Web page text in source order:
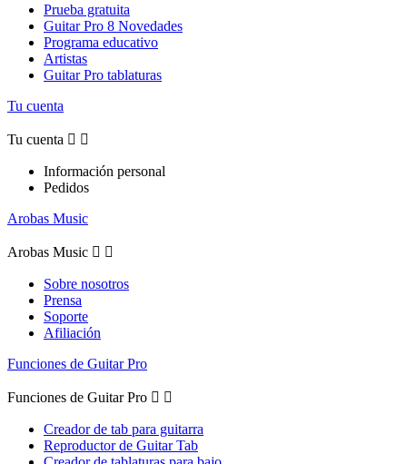
Prueba gratuita
Guitar Pro 8 Novedades
Programa educativo
Artistas
Guitar Pro tablaturas
Tu cuenta
Tu cuenta  
Información personal
Pedidos
Arobas Music
Arobas Music  
Sobre nosotros
Prensa
Soporte
Afiliación
Funciones de Guitar Pro
Funciones de Guitar Pro  
Creador de tab para guitarra
Reproductor de Guitar Tab